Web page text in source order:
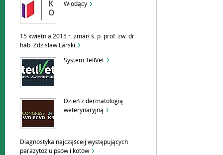
Wiodący
15 kwietnia 2015 r. zmarł ś. p. prof. zw. dr
hab. Zdzisław Larski
System TellVet
Dzień z dermatologią
weterynaryjną
Diagnostyka najczęśceij występujących
parazytoz u psów i kotów